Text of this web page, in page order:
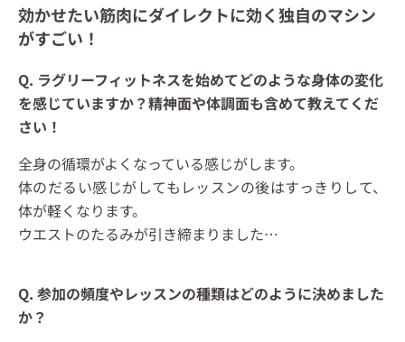
効かせたい筋肉にダイレクトに効く独自のマシン
がすごい！
Q. ラグリーフィットネスを始めてどのような身体の変化
を感じていますか？精神面や体調面も含めて教えてくだ
さい！
全身の循環がよくなっている感じがします。
体のだるい感じがしてもレッスンの後はすっきりして、
体が軽くなります。
ウエストのたるみが引き締まりました…
Q. 参加の頻度やレッスンの種類はどのように決めました
か？